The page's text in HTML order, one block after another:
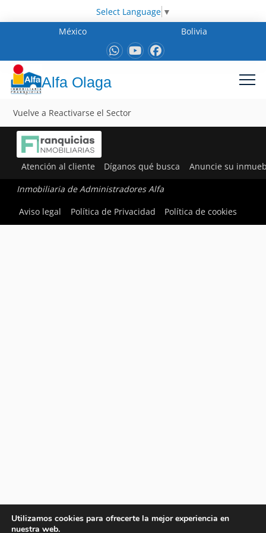
Select Language ▼
México
Bolivia
Alfa Olaga
Vuelve a Reactivarse el Sector
Atención al cliente Díganos qué busca Anuncie su
Inmobiliaria de Administradores Alfa
Aviso legal
Política de Privacidad Política de cookies
Utilizamos cookies para ofrecerte la mejor experiencia en
nuestra web.